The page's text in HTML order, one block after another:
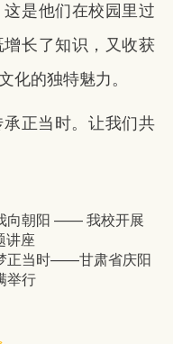
是他们在校园里过
长了知识，又收获
化的独特魅力。
正当时。让我们共
向朝阳 —— 我校开展
讲座
正当时——甘肃省庆阳
举行